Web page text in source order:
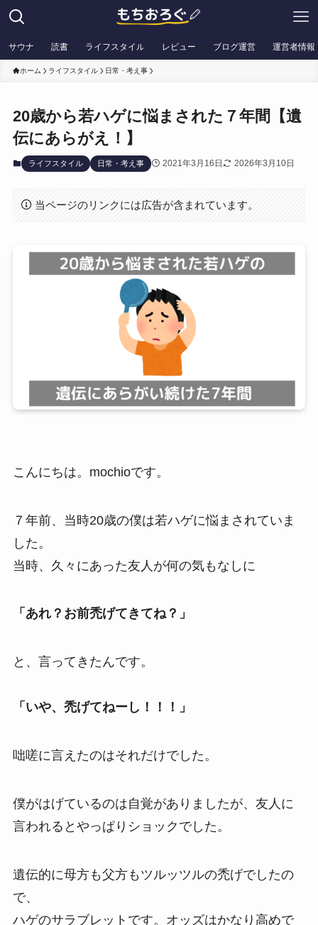
サウナ 読書 ライフスタイル レビュー ブログ運営 運営者情報
ホーム ライフスタイル 日常・考え事
20歳から若ハゲに悩まされた７年間【遺
伝にあらがえ！】
ライフスタイル 日常・考え事 2021年3月16日 2026年3月10日
当ページのリンクには広告が含まれています。
こんにちは。mochioです。
７年前、当時20歳の僕は若ハゲに悩まされていま
した。
当時、久々にあった友人が何の気もなしに
「あれ？お前禿げてきてね？」
と、言ってきたんです。
「いや、禿げてねーし！！！」
咄嗟に言えたのはそれだけでした。
僕がはげているのは自覚がありましたが、友人に
言われるとやっぱりショックでした。
遺伝的に母方も父方もツルッツルの禿げでしたの
で、
ハゲのサラブレットです。オッズはかなり高めで